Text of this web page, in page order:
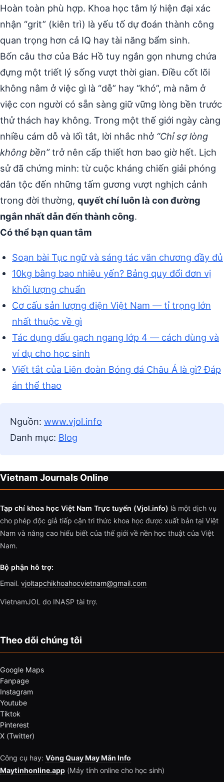
Hoàn toàn phù hợp. Khoa học tâm lý hiện đại xác
nhận “grit” (kiên trì) là yếu tố dự đoán thành công
quan trọng hơn cả IQ hay tài năng bẩm sinh.
Bốn câu thơ của Bác Hồ tuy ngắn gọn nhưng chứa
đựng một triết lý sống vượt thời gian. Điều cốt lõi
không nằm ở việc gì là “dễ” hay “khó”, mà nằm ở
việc con người có sẵn sàng giữ vững lòng bền trước
thử thách hay không. Trong một thế giới ngày càng
nhiều cám dỗ và lối tắt, lời nhắc nhở “Chỉ sợ lòng
không bền”trở nên cấp thiết hơn bao giờ hết. Lịch
sử đã chứng minh: từ cuộc kháng chiến giải phóng
dân tộc đến những tấm gương vượt nghịch cảnh
trong đời thường, quyết chí luôn là con đường
ngắn nhất dẫn đến thành công.
Có thể bạn quan tâm
Soạn bài Tục ngữ và sáng tác văn chương đầy đủ
10kg bằng bao nhiêu yến? Bảng quy đổi đơn vị
khối lượng chuẩn
Cơ cấu sản lượng điện Việt Nam — tỉ trọng lớn
nhất thuộc về gì
Tác dụng dấu gạch ngang lớp 4 — cách dùng và
ví dụ cho học sinh
Viết tắt của Liên đoàn Bóng đá Châu Á là gì? Đáp
án thể thao
Nguồn: www.vjol.info
Danh mục: Blog
Vietnam Journals Online
Tạp chí khoa học Việt Nam Trực tuyến (Vjol.info) là một dịch vụ
cho phép độc giả tiếp cận tri thức khoa học được xuất bản tại Việt
Nam và nâng cao hiểu biết của thế giới về nền học thuật của Việt
Nam.
Bộ phận hỗ trợ:
Email. vjoltapchikhoahocvietnam@gmail.com
VietnamJOL do INASP tài trợ.
Theo dõi chúng tôi
Google Maps
Fanpage
Instagram
Youtube
Tiktok
Pinterest
X (Twitter)
Công cụ hay: Vòng Quay May Mắn Info
Maytinhonline.app (Máy tính online cho học sinh)